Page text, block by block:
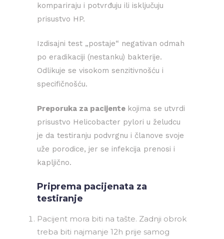
kompariraju i potvrđuju ili isključuju
prisustvo HP.
Izdisajni test „postaje“ negativan odmah
po eradikaciji (nestanku) bakterije.
Odlikuje se visokom senzitivnošću i
specifičnošću.
Preporuka za pacijente kojima se utvrdi
prisustvo Helicobacter pylori u želudcu
je da testiranju podvrgnu i članove svoje
uže porodice, jer se infekcija prenosi i
kapljično.
Priprema pacijenata za
testiranje
Pacijent mora biti na tašte. Zadnji obrok
treba biti najmanje 12h prije samog